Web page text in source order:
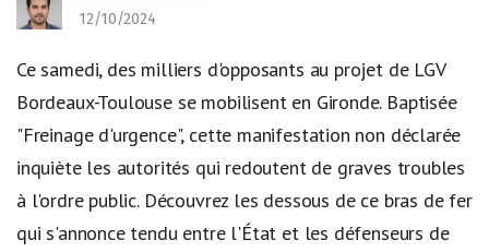
12/10/2024
Ce samedi, des milliers d'opposants au projet de LGV
Bordeaux-Toulouse se mobilisent en Gironde. Baptisée
"Freinage d'urgence", cette manifestation non déclarée
inquiète les autorités qui redoutent de graves troubles
à l'ordre public. Découvrez les dessous de ce bras de fer
qui s'annonce tendu entre l'État et les défenseurs de